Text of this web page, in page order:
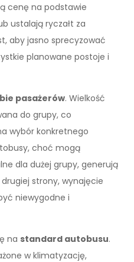
cenę na podstawie
ustalają ryczałt za
aby jasno sprecyzować
planowane postoje i
pasażerów. Wielkość
do grupy, co
wybór konkretnego
choć mogą
dla dużej grupy, generują
strony, wynajęcie
niewygodne i
na standard autobusu.
w klimatyzację,